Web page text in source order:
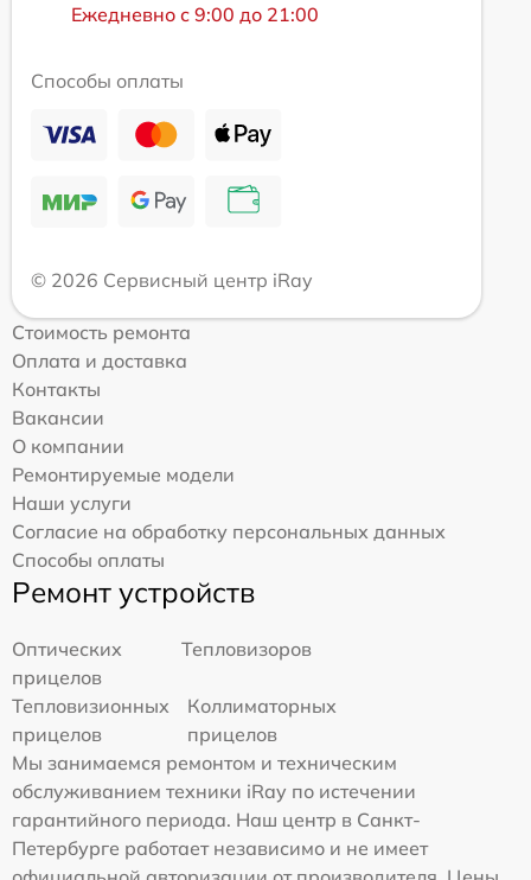
Ежедневно с 9:00 до 21:00
Способы оплаты
© 2026 Сервисный центр iRay
Стоимость ремонта
Оплата и доставка
Контакты
Вакансии
О компании
Ремонтируемые модели
Наши услуги
Согласие на обработку персональных данных
Способы оплаты
Ремонт устройств
Оптических
прицелов
Тепловизоров
Тепловизионных
прицелов
Коллиматорных
прицелов
Мы занимаемся ремонтом и техническим
обслуживанием техники iRay по истечении
гарантийного периода. Наш центр в Санкт-
Петербурге работает независимо и не имеет